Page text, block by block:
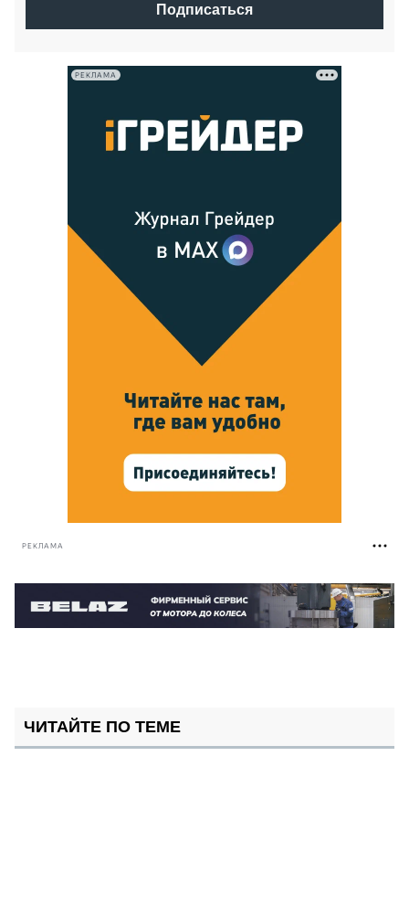
Подписаться
РЕКЛАМА
РЕКЛАМА
ЧИТАЙТЕ ПО ТЕМЕ